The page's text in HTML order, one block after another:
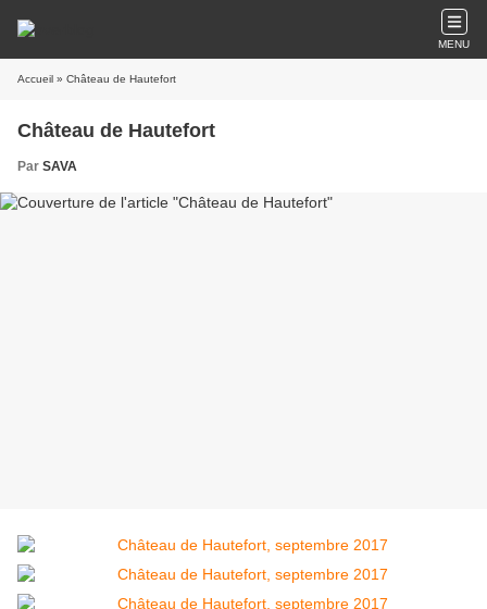
MENU
Accueil » Château de Hautefort
Château de Hautefort
Par SAVA